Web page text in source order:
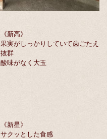
《新高》
果実がしっかりしていて歯ごたえ
抜群
酸味がなく大玉
《新星》
サクッとした食感